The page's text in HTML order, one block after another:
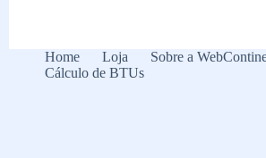
Home Loja
Sobre a
Cálculo de BTUs